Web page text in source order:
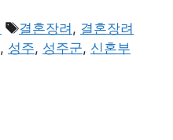
태
그
결혼장려 , 결혼장려
, 성주, 성주군, 신혼부